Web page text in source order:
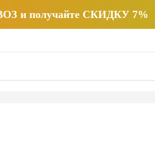
и получайте СКИДКУ 7%